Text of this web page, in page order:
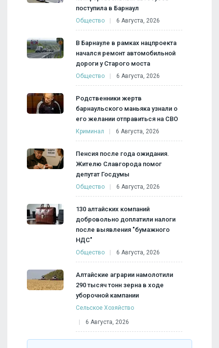
поступила в Барнаул
Общество 6 Августа, 2026
В Барнауле в рамках нацпроекта
начался ремонт автомобильной
дороги у Старого моста
Общество 6 Августа, 2026
Родственники жертв
барнаульского маньяка узнали о
его желании отправиться на СВО
Криминал 6 Августа, 2026
Пенсия после года ожидания.
Жителю Славгорода помог
депутат Госдумы
Общество 6 Августа, 2026
130 алтайских компаний
добровольно доплатили налоги
после выявления "бумажного
НДС"
Общество 6 Августа, 2026
Алтайские аграрии намолотили
290 тысяч тонн зерна в ходе
уборочной кампании
Сельское Хозяйство
6 Августа, 2026